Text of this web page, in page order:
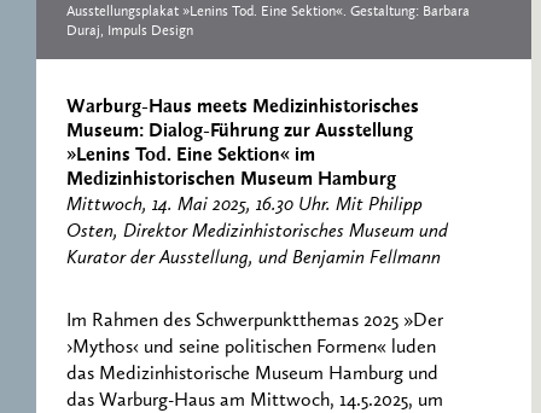
Ausstellungsplakat »Lenins Tod. Eine Sektion«. Gestaltung: Barbara
Duraj, Impuls Design
Warburg-Haus meets Medizinhistorisches
Museum: Dialog-Führung zur Ausstellung
»Lenins Tod. Eine Sektion« im
Medizinhistorischen Museum Hamburg
Mittwoch, 14. Mai 2025, 16.30 Uhr. Mit Philipp
Osten, Direktor Medizinhistorisches Museum und
Kurator der Ausstellung, und Benjamin Fellmann
Im Rahmen des Schwerpunktthemas 2025 »Der
›Mythos‹ und seine politischen Formen« luden
das Medizinhistorische Museum Hamburg und
das Warburg-Haus am Mittwoch, 14.5.2025, um